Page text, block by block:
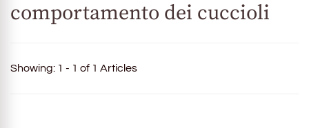
comportamento dei cuccioli
Showing: 1 - 1 of 1 Articles